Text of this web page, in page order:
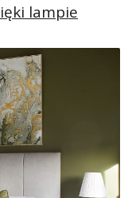
lampie